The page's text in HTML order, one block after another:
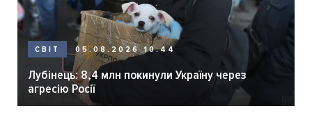
СВІТ 05.08.2026 10:44
Лубінець: 8,4 млн покинули Україну через
агресію Росії